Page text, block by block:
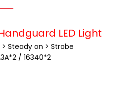
LED Light
Steady on > Strobe
/ 16340*2